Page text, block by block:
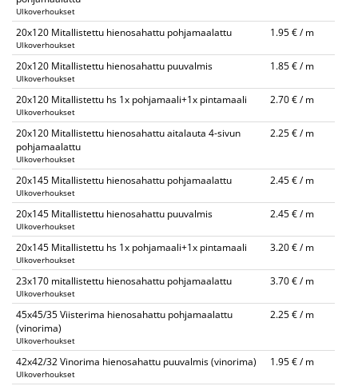
Ulkoverhoukset
20x120 Mitallistettu hienosahattu pohjamaalattu
Ulkoverhoukset
1.95 € / m
20x120 Mitallistettu hienosahattu puuvalmis
Ulkoverhoukset
1.85 € / m
20x120 Mitallistettu hs 1x pohjamaali+1x pintamaali
Ulkoverhoukset
2.70 € / m
20x120 Mitallistettu hienosahattu aitalauta 4-sivun
pohjamaalattu
Ulkoverhoukset
2.25 € / m
20x145 Mitallistettu hienosahattu pohjamaalattu
Ulkoverhoukset
2.45 € / m
20x145 Mitallistettu hienosahattu puuvalmis
Ulkoverhoukset
2.45 € / m
20x145 Mitallistettu hs 1x pohjamaali+1x pintamaali
Ulkoverhoukset
3.20 € / m
23x170 mitallistettu hienosahattu pohjamaalattu
Ulkoverhoukset
3.70 € / m
45x45/35 Viisterima hienosahattu pohjamaalattu
(vinorima)
Ulkoverhoukset
2.25 € / m
42x42/32 Vinorima hienosahattu puuvalmis (vinorima)
Ulkoverhoukset
1.95 € / m